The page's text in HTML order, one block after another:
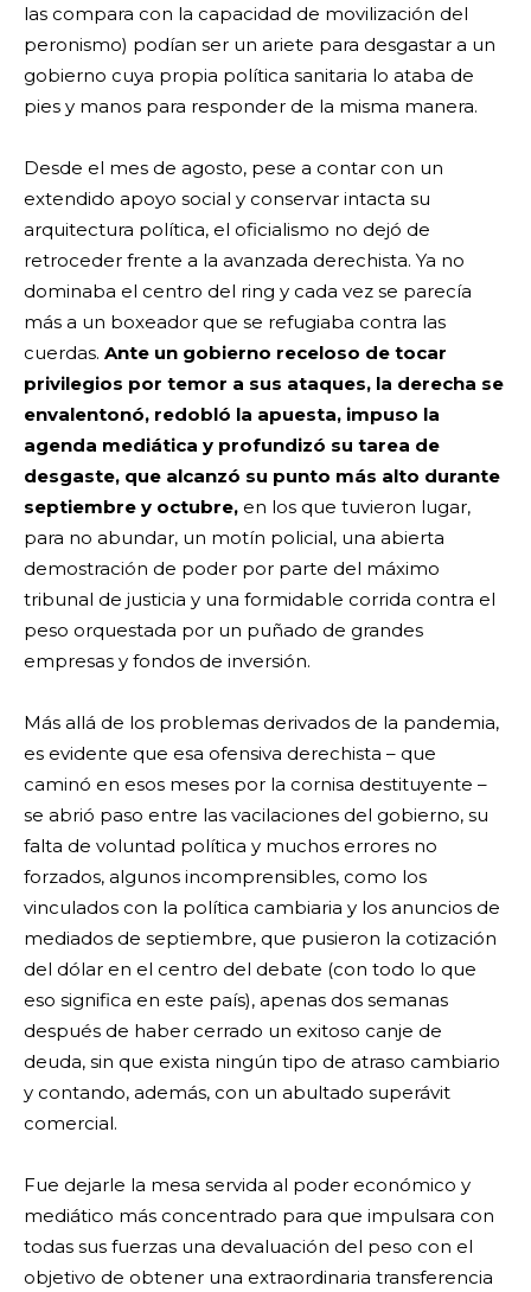
las compara con la capacidad de movilización del
peronismo) podían ser un ariete para desgastar a un
gobierno cuya propia política sanitaria lo ataba de
pies y manos para responder de la misma manera.
Desde el mes de agosto, pese a contar con un
extendido apoyo social y conservar intacta su
arquitectura política, el oficialismo no dejó de
retroceder frente a la avanzada derechista. Ya no
dominaba el centro del ring y cada vez se parecía
más a un boxeador que se refugiaba contra las
cuerdas. Ante un gobierno receloso de tocar
privilegios por temor a sus ataques, la derecha se
envalentonó, redobló la apuesta, impuso la
agenda mediática y profundizó su tarea de
desgaste, que alcanzó su punto más alto durante
septiembre y octubre, en los que tuvieron lugar,
para no abundar, un motín policial, una abierta
demostración de poder por parte del máximo
tribunal de justicia y una formidable corrida contra el
peso orquestada por un puñado de grandes
empresas y fondos de inversión.
Más allá de los problemas derivados de la pandemia,
es evidente que esa ofensiva derechista – que
caminó en esos meses por la cornisa destituyente –
se abrió paso entre las vacilaciones del gobierno, su
falta de voluntad política y muchos errores no
forzados, algunos incomprensibles, como los
vinculados con la política cambiaria y los anuncios de
mediados de septiembre, que pusieron la cotización
del dólar en el centro del debate (con todo lo que
eso significa en este país), apenas dos semanas
después de haber cerrado un exitoso canje de
deuda, sin que exista ningún tipo de atraso cambiario
y contando, además, con un abultado superávit
comercial.
Fue dejarle la mesa servida al poder económico y
mediático más concentrado para que impulsara con
todas sus fuerzas una devaluación del peso con el
objetivo de obtener una extraordinaria transferencia